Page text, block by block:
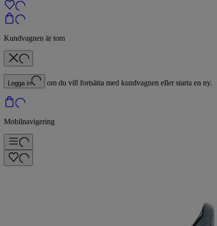
Kundvagnen är tom
Logga in om du vill fortsätta med kundvagnen eller starta en ny.
Mobilnavigering